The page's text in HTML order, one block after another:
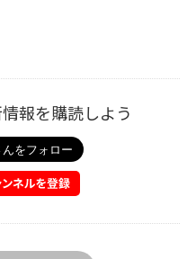
報を購読しよう